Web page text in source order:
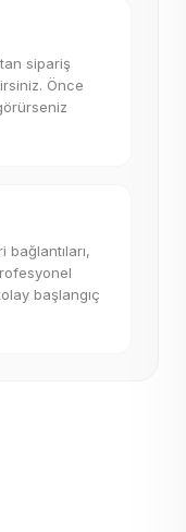
sipariş
Önce
başlangıç